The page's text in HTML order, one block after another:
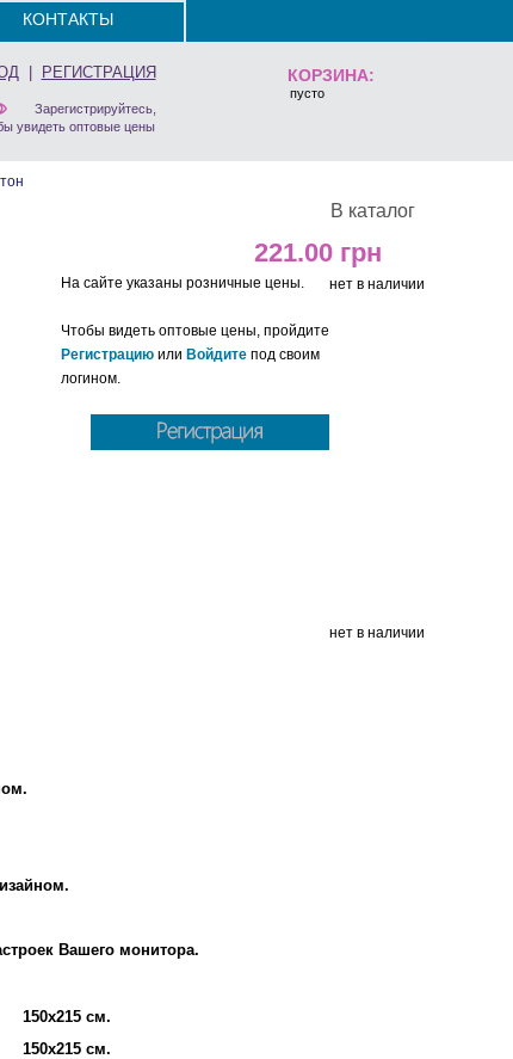
КОРЗИНА:
пусто
КОНТАКТЫ
| РЕГИСТРАЦИЯ
Зарегистрируйтесь,
увидеть оптовые цены
В каталог
221.00
нет в наличии
На сайте указаны розничные цены.
Чтобы видеть оптовые цены, пройдите
Регистрацию или Войдите под своим
логином.
нет в наличии
Вашего монитора.
150х215 см.
150х215 см.